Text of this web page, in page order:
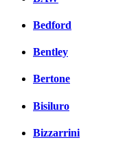
Bedford
Bentley
Bertone
Bisiluro
Bizzarrini